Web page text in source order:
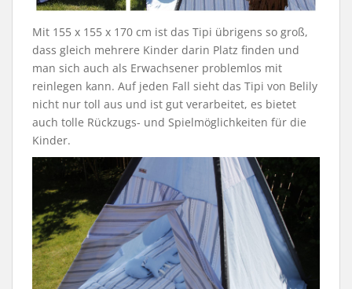
Mit 155 x 155 x 170 cm ist das Tipi übrigens so groß,
dass gleich mehrere Kinder darin Platz finden und
man sich auch als Erwachsener problemlos mit
reinlegen kann. Auf jeden Fall sieht das Tipi von Belily
nicht nur toll aus und ist gut verarbeitet, es bietet
auch tolle Rückzugs- und Spielmöglichkeiten für die
Kinder.